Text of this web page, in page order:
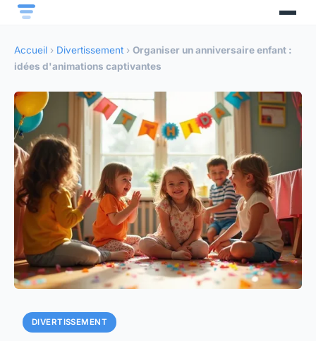
Accueil › Divertissement › Organiser un anniversaire enfant :
idées d'animations captivantes
DIVERTISSEMENT